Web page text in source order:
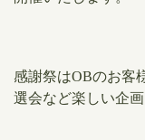
感謝祭はOBのお客
選会など楽しい企